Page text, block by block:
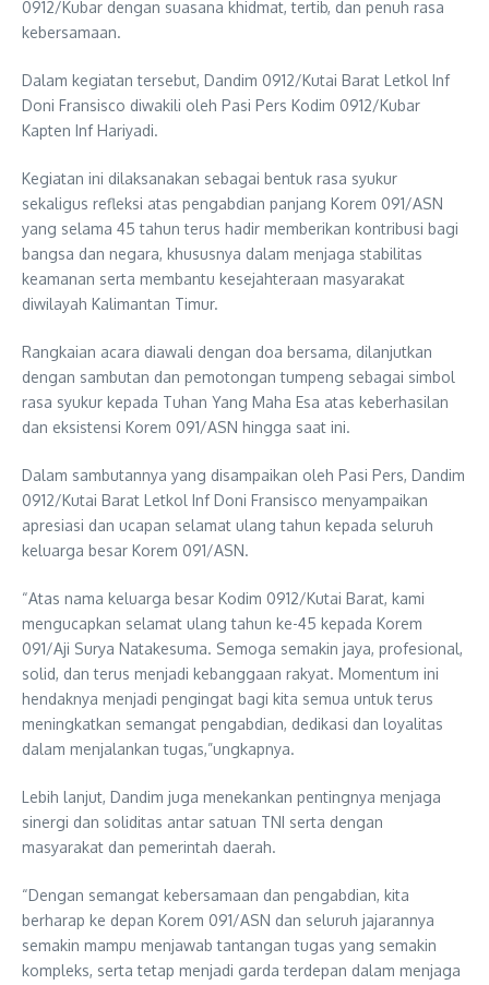
0912/Kubar dengan suasana khidmat, tertib, dan penuh rasa
kebersamaan.
Dalam kegiatan tersebut, Dandim 0912/Kutai Barat Letkol Inf
Doni Fransisco diwakili oleh Pasi Pers Kodim 0912/Kubar
Kapten Inf Hariyadi.
Kegiatan ini dilaksanakan sebagai bentuk rasa syukur
sekaligus refleksi atas pengabdian panjang Korem 091/ASN
yang selama 45 tahun terus hadir memberikan kontribusi bagi
bangsa dan negara, khususnya dalam menjaga stabilitas
keamanan serta membantu kesejahteraan masyarakat
diwilayah Kalimantan Timur.
Rangkaian acara diawali dengan doa bersama, dilanjutkan
dengan sambutan dan pemotongan tumpeng sebagai simbol
rasa syukur kepada Tuhan Yang Maha Esa atas keberhasilan
dan eksistensi Korem 091/ASN hingga saat ini.
Dalam sambutannya yang disampaikan oleh Pasi Pers, Dandim
0912/Kutai Barat Letkol Inf Doni Fransisco menyampaikan
apresiasi dan ucapan selamat ulang tahun kepada seluruh
keluarga besar Korem 091/ASN.
“Atas nama keluarga besar Kodim 0912/Kutai Barat, kami
mengucapkan selamat ulang tahun ke-45 kepada Korem
091/Aji Surya Natakesuma. Semoga semakin jaya, profesional,
solid, dan terus menjadi kebanggaan rakyat. Momentum ini
hendaknya menjadi pengingat bagi kita semua untuk terus
meningkatkan semangat pengabdian, dedikasi dan loyalitas
dalam menjalankan tugas,”ungkapnya.
Lebih lanjut, Dandim juga menekankan pentingnya menjaga
sinergi dan soliditas antar satuan TNI serta dengan
masyarakat dan pemerintah daerah.
“Dengan semangat kebersamaan dan pengabdian, kita
berharap ke depan Korem 091/ASN dan seluruh jajarannya
semakin mampu menjawab tantangan tugas yang semakin
kompleks, serta tetap menjadi garda terdepan dalam menjaga